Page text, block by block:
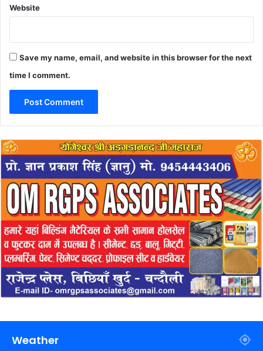
Website
Save my name, email, and website in this browser for the next
time I comment.
Weather